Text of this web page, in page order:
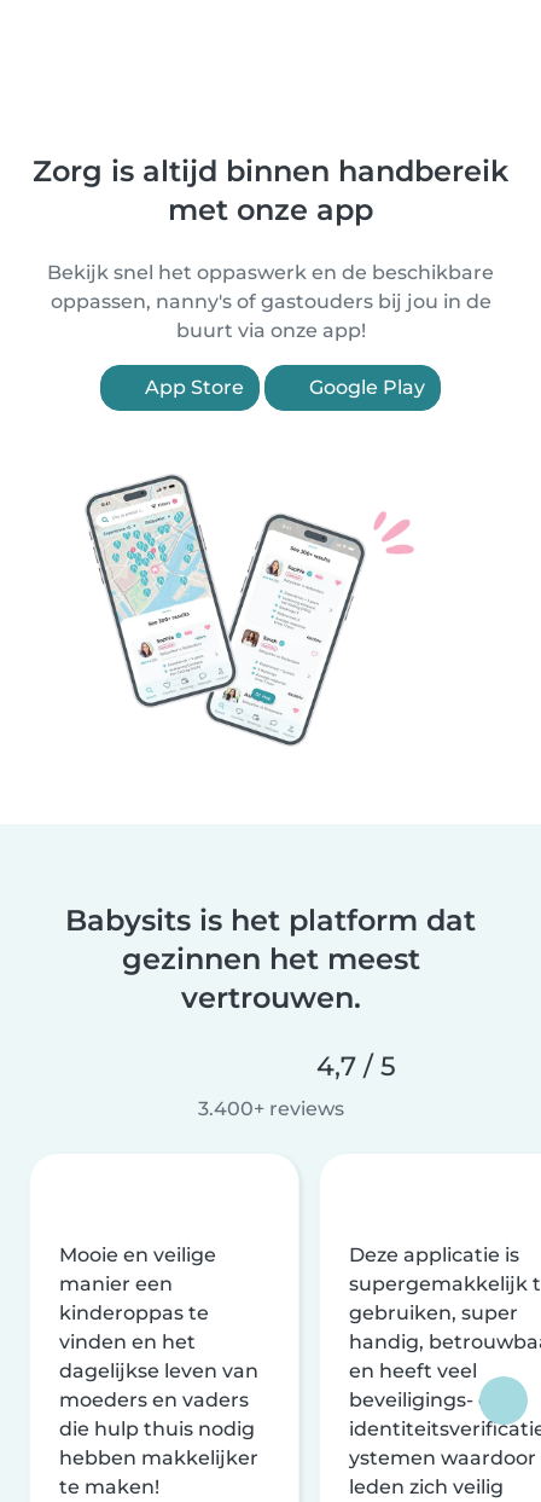
Zorg is altijd binnen handbereik
met onze app
Bekijk snel het oppaswerk en de beschikbare
oppassen, nanny's of gastouders bij jou in de
buurt via onze app!
App Store Google Play
Babysits is het platform dat
gezinnen het meest
vertrouwen.
4,7 / 5
3.400+ reviews
Mooie en veilige
manier een
kinderoppas te
vinden en het
dagelijkse leven van
moeders en vaders
die hulp thuis nodig
hebben makkelijker
te maken!
Deze applicatie is
supergemakkelijk
gebruiken, super
handig,
en heeft veel
beveiligings- en
ystemen waardoor
leden zich veilig